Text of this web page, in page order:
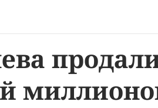
продали